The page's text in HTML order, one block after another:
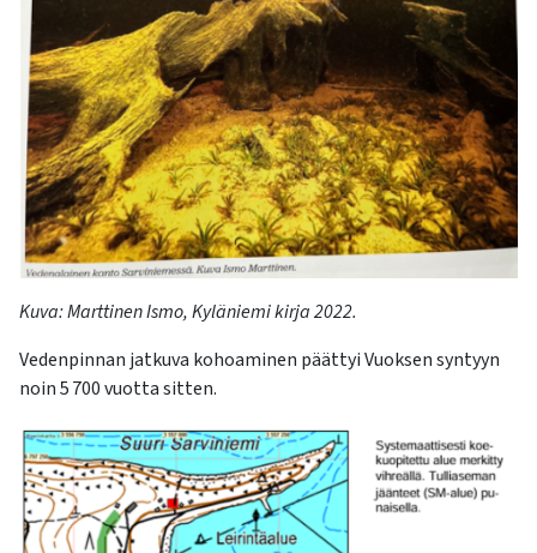
Kuva:Marttinen Ismo, Kyläniemi kirja2022.
Vedenpinnan jatkuva kohoaminen päättyi Vuoksen syntyyn
noin 5700 vuotta sitten.